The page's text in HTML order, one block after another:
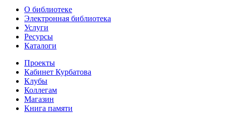
О библиотеке
Электронная библиотека
Услуги
Ресурсы
Каталоги
Проекты
Кабинет Курбатова
Клубы
Коллегам
Магазин
Книга памяти